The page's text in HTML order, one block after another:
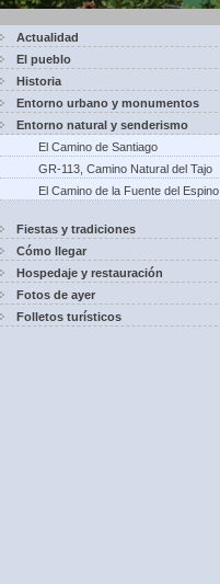
Actualidad
El pueblo
Historia
Entorno urbano y monumentos
Entorno natural y senderismo
El Camino de Santiago
GR-113, Camino Natural del Tajo
El Camino de la Fuente del Espino
Fiestas y tradiciones
Cómo llegar
Hospedaje y restauración
Fotos de ayer
Folletos turísticos